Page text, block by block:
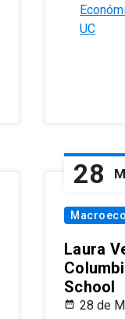
UC
28
Laura
School
28 de